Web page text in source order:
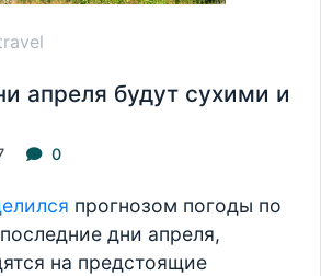
апреля будут сухими и
0
прогнозом погоды по
дни апреля,
на предстоящие